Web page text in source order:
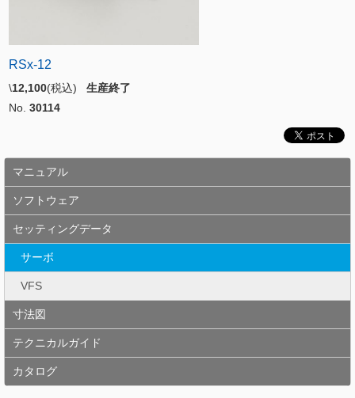
RSx-12
\12,100(税込) 生産終了
No. 30114
マニュアル
ソフトウェア
セッティングデータ
サーボ
VFS
寸法図
テクニカルガイド
カタログ